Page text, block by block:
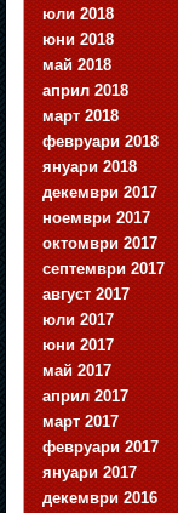
юли 2018
юни 2018
май 2018
април 2018
март 2018
февруари 2018
януари 2018
декември 2017
ноември 2017
октомври 2017
септември 2017
август 2017
юли 2017
юни 2017
май 2017
април 2017
март 2017
февруари 2017
януари 2017
декември 2016